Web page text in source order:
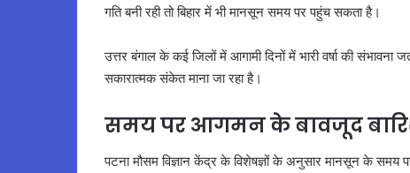
गति बनी रही तो बिहार में भी मानसून समय पर पहुंच सकता है।
उत्तर बंगाल के कई जिलों में आगामी दिनों में भारी वर्षा की संभावना
सकारात्मक संकेत माना जा रहा है।
समय पर आगमन के बावजूद
पटना मौसम विज्ञान केंद्र के विशेषज्ञों के अनुसार मानसून के समय